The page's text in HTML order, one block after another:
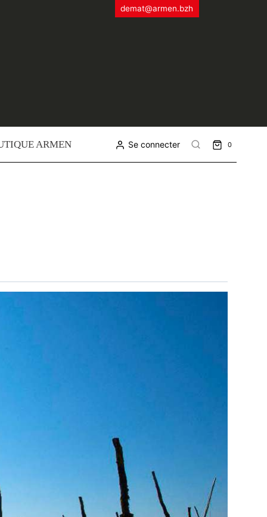
demat@armen.bzh
ARMEN Se connecter 0